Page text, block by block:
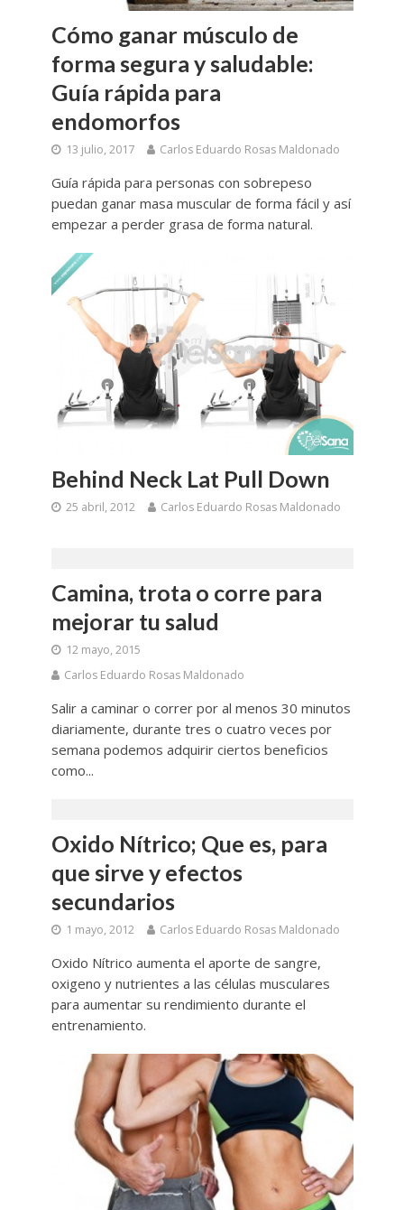
Cómo ganar músculo de
forma segura y saludable:
Guía rápida para
endomorfos
13 julio, 2017 Carlos Eduardo Rosas Maldonado
Guía rápida para personas con sobrepeso
puedan ganar masa muscular de forma fácil y así
empezar a perder grasa de forma natural.
Behind Neck Lat Pull Down
25 abril, 2012 Carlos Eduardo Rosas Maldonado
Camina, trota o corre para
mejorar tu salud
12 mayo, 2015
Carlos Eduardo Rosas Maldonado
Salir a caminar o correr por al menos 30 minutos
diariamente, durante tres o cuatro veces por
semana podemos adquirir ciertos beneficios
como...
Oxido Nítrico; Que es, para
que sirve y efectos
secundarios
1 mayo, 2012 Carlos Eduardo Rosas Maldonado
Oxido Nítrico aumenta el aporte de sangre,
oxigeno y nutrientes a las células musculares
para aumentar su rendimiento durante el
entrenamiento.